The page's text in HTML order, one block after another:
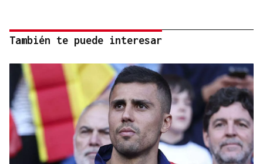
También te puede interesar